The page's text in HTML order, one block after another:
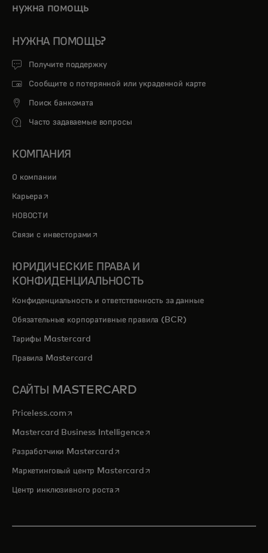
нужна помощь
НУЖНА ПОМОЩЬ?
Получите поддержку
Сообщите о потерянной или украденной карте
Поиск банкомата
Часто задаваемые вопросы
КОМПАНИЯ
О компании
Карьера opens in a new tab
НОВОСТИ
Связи с инвесторами opens in a new tab
ЮРИДИЧЕСКИЕ ПРАВА И
КОНФИДЕНЦИАЛЬНОСТЬ
Конфиденциальность и ответственность за данные
Обязательные корпоративные правила (BCR)
Тарифы Mastercard
Правила Mastercard
САЙТЫ MASTERCARD
Priceless.com opens in a new tab
Mastercard Business Intelligenceopens in a new tab
Разработчики Mastercardopens in a new tab
Маркетинговый центр Mastercardopens in a new tab
Центр инклюзивного ростаopens in a new tab